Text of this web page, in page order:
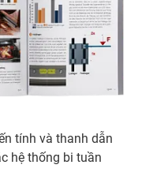
tính và thanh dẫn
hệ thống bi tuần